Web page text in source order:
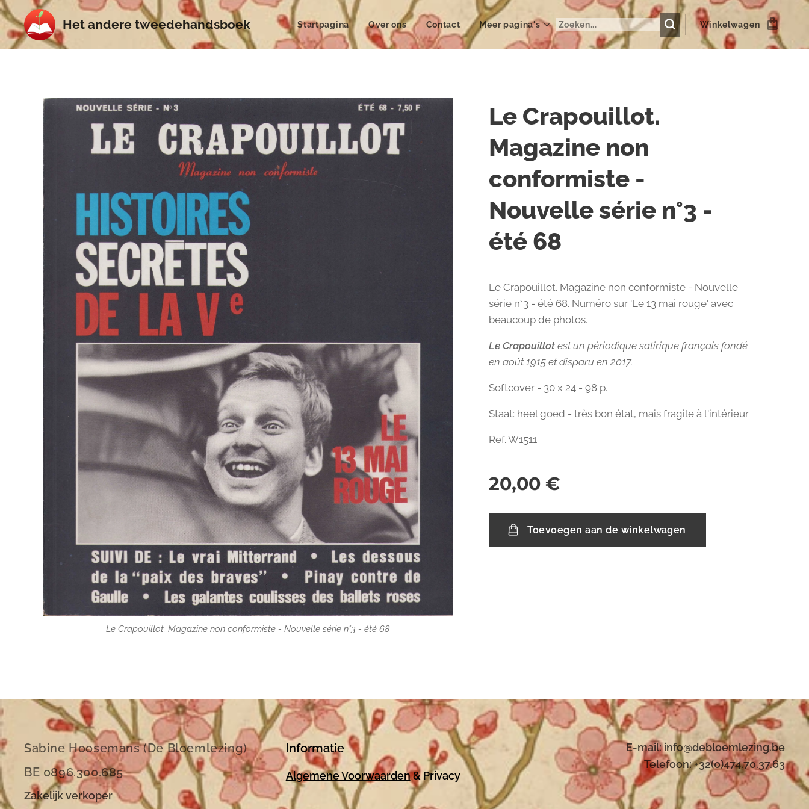
Het andere tweedehandsboek Startpagina Over ons Contact Meer pagina's Winkelwagen
Le Crapouillot.
Magazine non
conformiste -
Nouvelle série n°3 -
été 68
Le Crapouillot. Magazine non conformiste - Nouvelle série n°3 - été 68
Le Crapouillot. Magazine non conformiste - Nouvelle
série n°3 - été 68. Numéro sur 'Le 13 mai rouge' avec
beaucoup de photos.
Le Crapouillot est un périodique satirique français fondé
en août 1915 et disparu en 2017.
Softcover - 30 x 24 - 98 p.
Staat: heel goed - très bon état, mais fragile à l'intérieur
Ref. W1511
20,00 €
Toevoegen aan de winkelwagen
Sabine Hoosemans (De Bloemlezing)
BE 0896.300.685
Zakelijk verkoper
Informatie
Algemene Voorwaarden& Privacy
E-mail:info@debloemlezing.be
Telefoon: +32(0)474.70.37.63